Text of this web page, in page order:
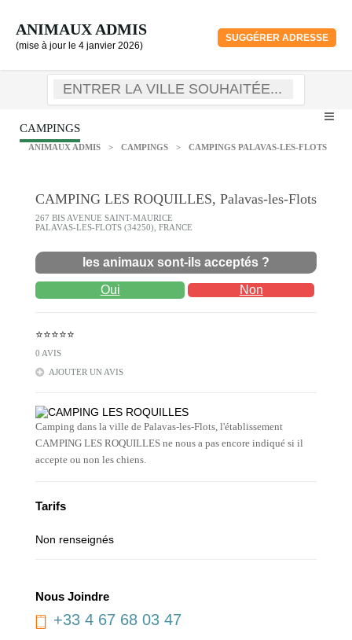
ANIMAUX ADMIS
(mise à jour le 4 janvier 2026)
SUGGÉRER ADRESSE
CAMPINGS
ANIMAUX ADMIS > CAMPINGS > CAMPINGS PALAVAS-LES-FLOTS
CAMPING LES ROQUILLES, Palavas-les-Flots
267 BIS AVENUE SAINT-MAURICE
PALAVAS-LES-FLOTS (34250), FRANCE
les animaux sont-ils acceptés ?
Oui Non
⭐⭐⭐⭐⭐
0 AVIS
AJOUTER UN AVIS
Camping dans la ville de Palavas-les-Flots, l'établissement
CAMPING LES ROQUILLES ne nous a pas encore indiqué si il
accepte ou non les chiens.
Tarifs
Non renseignés
Nous Joindre
+33 4 67 68 03 47